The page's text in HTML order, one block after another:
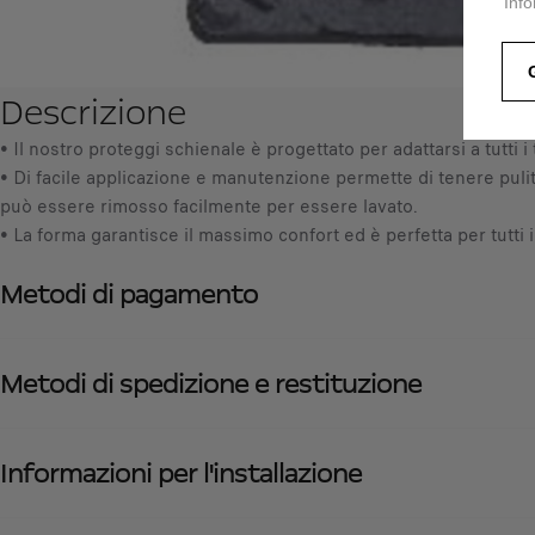
Descrizione
• Il nostro proteggi schienale è progettato per adattarsi a tutti
• Di facile applicazione e manutenzione permette di tenere
può essere rimosso facilmente per essere lavato.
• La forma garantisce il massimo confort ed è perfetta per
Metodi di pagamento
Metodi di spedizione e restituzione
Informazioni per l'installazione